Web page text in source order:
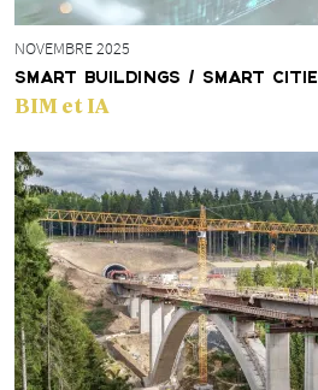
NOVEMBRE 2025
SMART BUILDINGS / SMART
BIM et IA